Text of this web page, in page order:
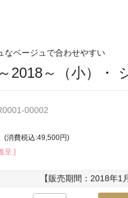
なベージュで合わせやすい
2018～（小）・
00002
(消費税込:49,500円)
呈 ]
【販売期間： 2018年1